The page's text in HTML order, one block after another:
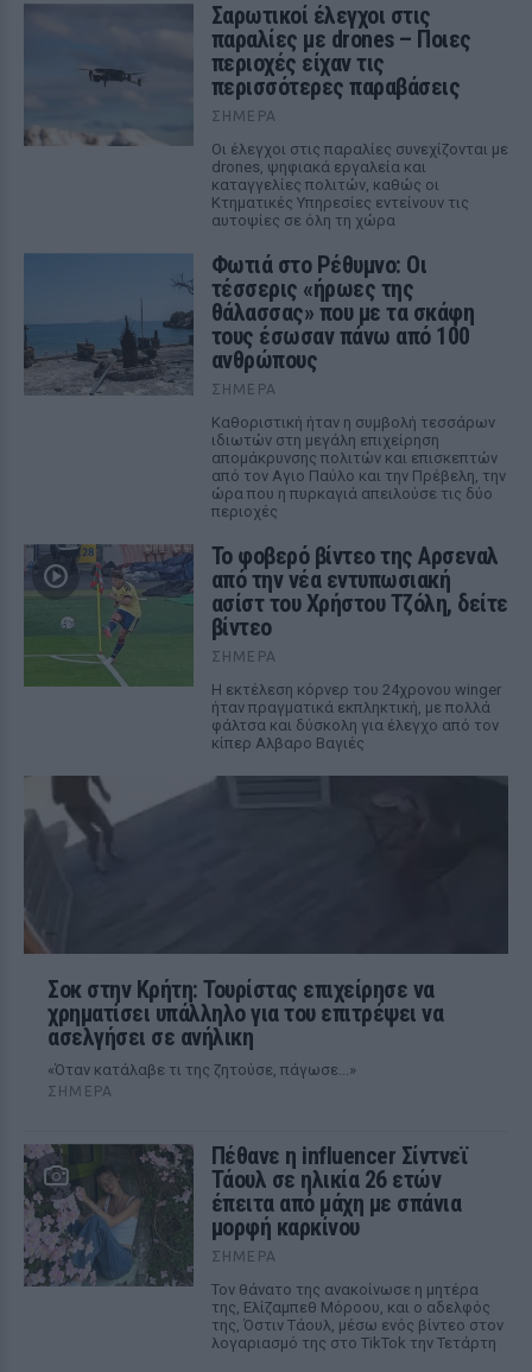
Σαρωτικοί έλεγχοι στις
παραλίες με drones – Ποιες
περιοχές είχαν τις
περισσότερες παραβάσεις
ΣΉΜΕΡΑ
Οι έλεγχοι στις παραλίες συνεχίζονται με
drones, ψηφιακά εργαλεία και
καταγγελίες πολιτών, καθώς οι
Κτηματικές Υπηρεσίες εντείνουν τις
αυτοψίες σε όλη τη χώρα
Φωτιά στο Ρέθυμνο: Οι
τέσσερις «ήρωες της
θάλασσας» που με τα σκάφη
τους έσωσαν πάνω από 100
ανθρώπους
ΣΉΜΕΡΑ
Καθοριστική ήταν η συμβολή τεσσάρων
ιδιωτών στη μεγάλη επιχείρηση
απομάκρυνσης πολιτών και επισκεπτών
από τον Αγιο Παύλο και την Πρέβελη, την
ώρα που η πυρκαγιά απειλούσε τις δύο
περιοχές
Το φοβερό βίντεο της Αρσεναλ
από την νέα εντυπωσιακή
ασίστ του Χρήστου Τζόλη, δείτε
βίντεο
ΣΉΜΕΡΑ
Η εκτέλεση κόρνερ του 24χρονου winger
ήταν πραγματικά εκπληκτική, με πολλά
φάλτσα και δύσκολη για έλεγχο από τον
κίπερ Αλβαρο Βαγιές
Σοκ στην Κρήτη: Τουρίστας επιχείρησε να
χρηματίσει υπάλληλο για του επιτρέψει να
ασελγήσει σε ανήλικη
«Όταν κατάλαβε τι της ζητούσε, πάγωσε...»
ΣΉΜΕΡΑ
Πέθανε η influencer Σίντνεϊ
Τάουλ σε ηλικία 26 ετών
έπειτα από μάχη με σπάνια
μορφή καρκίνου
ΣΉΜΕΡΑ
Τον θάνατο της ανακοίνωσε η μητέρα
της, Ελίζαμπεθ Μόροου, και ο αδελφός
της, Όστιν Τάουλ, μέσω ενός βίντεο στον
λογαριασμό της στο TikTok την Τετάρτη